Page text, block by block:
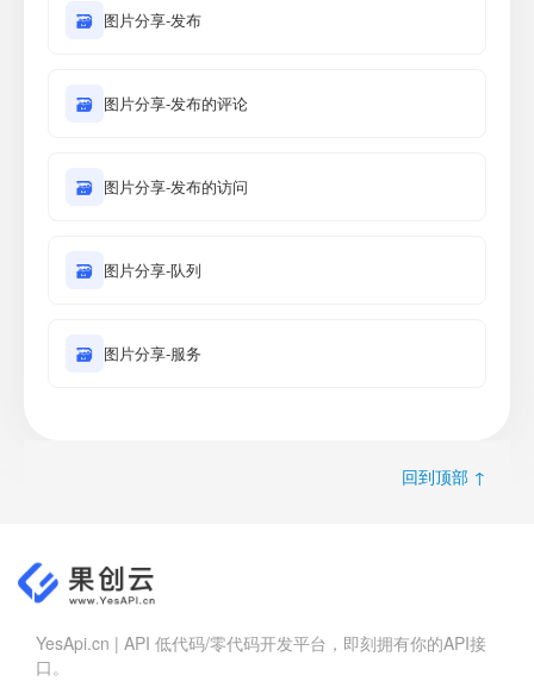
🗃 图片分享-发布
🗃 图片分享-发布的评论
🗃 图片分享-发布的访问
🗃 图片分享-队列
🗃 图片分享-服务
回到顶部 ↑
YesApi.cn | API 低代码/零代码开发平台，即刻拥有你的API接
口。